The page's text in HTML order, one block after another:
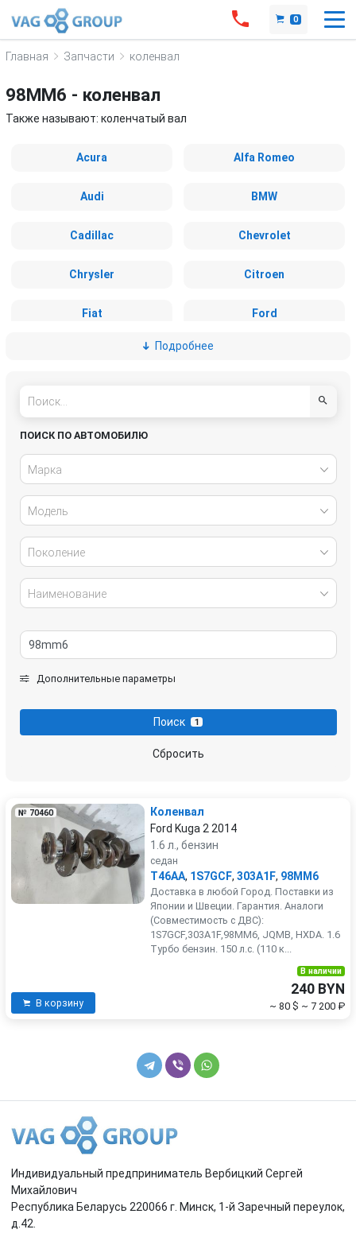
0
Главная Запчасти коленвал
98MM6 - коленвал
Также называют: коленчатый вал
Acura Alfa Romeo
Audi BMW
Cadillac Chevrolet
Chrysler Citroen
Fiat Ford
IVECO
SsangYong
Suzuki
Volkswagen Volvo
Подробнее
ПОИСК ПО АВТОМОБИЛЮ
Марка
Модель
Поколение
Наименование
Дополнительные параметры
Поиск 1
Сбросить
№ 70460
Коленвал
Ford Kuga 2 2014
1.6 л., бензин
седан
T46AA, 1S7GCF, 303A1F, 98MM6
Доставка в любой Город. Поставки из
Японии и Швеции. Гарантия. Аналоги
(Совместимость с ДВС):
1S7GCF,303A1F,98MM6, JQMB, HXDA. 1.6
Турбо бензин. 150 л.с. (110 к...
В корзину
В наличии
240 BYN
~ 80 $ ~ 7 200 ₽
Индивидуальный предприниматель Вербицкий Сергей
Михайлович
Республика Беларусь 220066 г. Минск, 1-й Заречный переулок,
д.42.